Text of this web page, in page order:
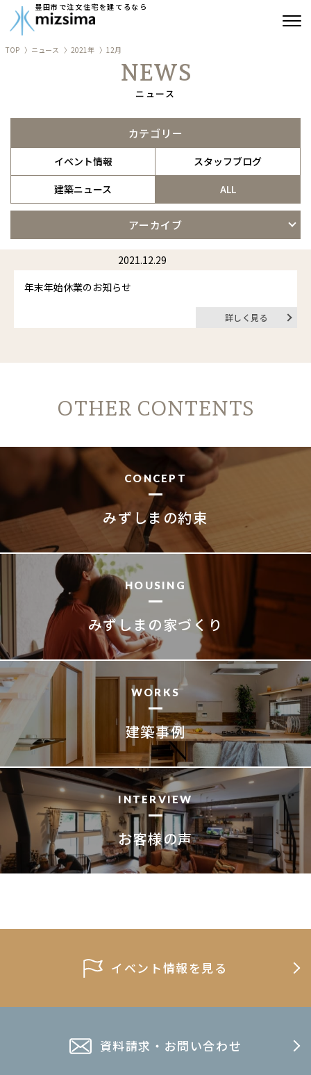
豊田市で注文住宅を建てるなら
古民家再生
建築実績
よくあるご質問
TOP ニュース 2021年 12月
NEWS
ニュース
カテゴリー
イベント情報
スタッフブログ
建築ニュース
ALL
アーカイブ
2021.12.29
年末年始休業のお知らせ
詳しく見る
OTHER CONTENTS
CONCEPT
みずしまの約束
HOUSING
みずしまの家づくり
WORKS
建築事例
INTERVIEW
お客様の声
イベント情報を見る
資料請求・お問い合わせ